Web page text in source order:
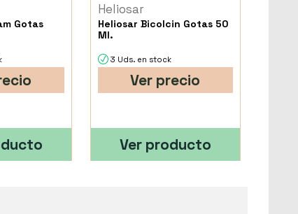
Gotas
Heliosar
Heliosar Bicolcin Gotas 50
Ml.
3 Uds. en stock
Ver precio
Ver producto